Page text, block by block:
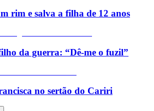
rim e salva a filha de 12 anos
da guerra: “Dê-me o fuzil”
no sertão do Cariri